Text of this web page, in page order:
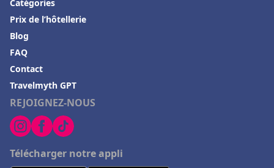
REJOIGNEZ-NOUS
Télécharger notre appli
Catégories
Prix de l’hôtellerie
Blog
FAQ
Contact
Travelmyth GPT